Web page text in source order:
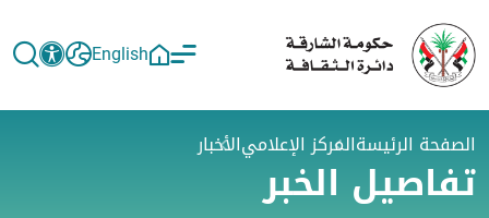
English
الصفحة الرئيسةالمركز الإعلاميالأخبار
تفاصيل الخبر